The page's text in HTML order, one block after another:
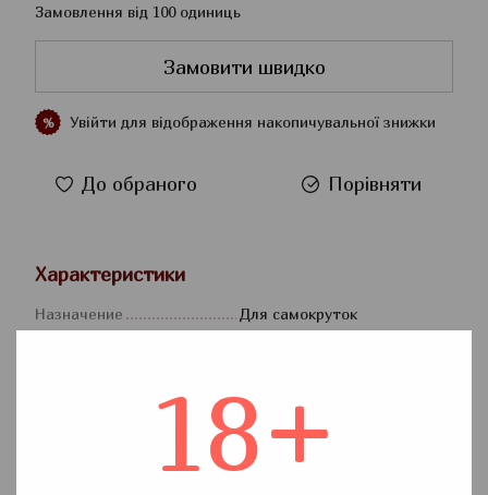
18+
Замовлення від 100 одиниць
Замовити швидко
% Увійти для відображення накопичувальної знижки
До обраного Порівняти
Характеристики
Назначение Для самокруток
Папір цигарковий для
самокруток "ЛЕДІ"